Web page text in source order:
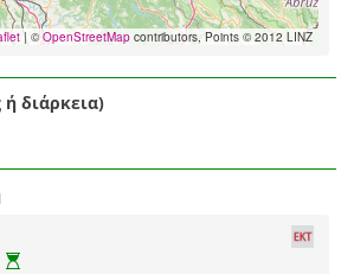
| ©OpenStreetMap contributors, Points © 2012 LINZ
διάρκεια)